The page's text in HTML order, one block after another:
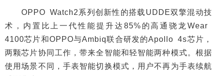
OPPO Watch2系列创新性的搭载UDDE双擎混动技
术，内置比上一代性能提升达85%的高通骁龙Wear
4100芯片和OPPO与Ambiq联合研发的Apollo 4s芯片，
两颗芯片协同工作，带来全智能和轻智能两种模式。根据
使用场景不同，手表智能切换模式，用户不再为手表续航